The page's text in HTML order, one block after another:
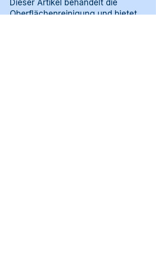
Dieser Artikel behandelt die
Oberflächenreinigung und bietet